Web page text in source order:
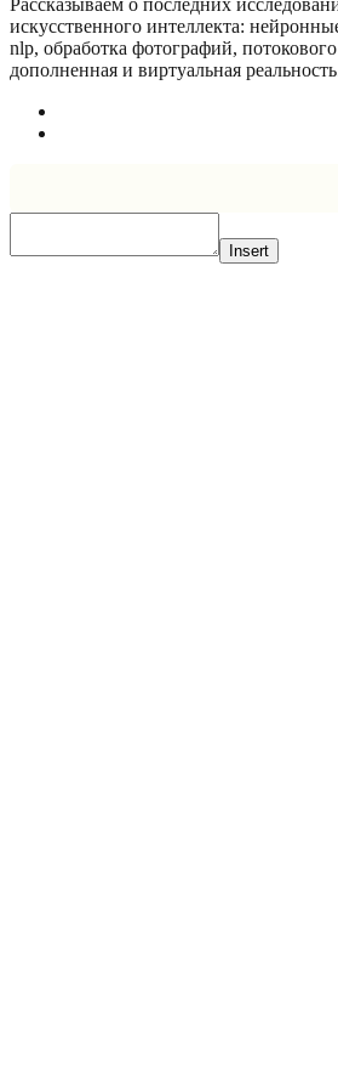
Рассказываем о последних
искусcтвенного интеллекта:
nlp, обработка фотографий,
дополненная и виртуальная
Insert